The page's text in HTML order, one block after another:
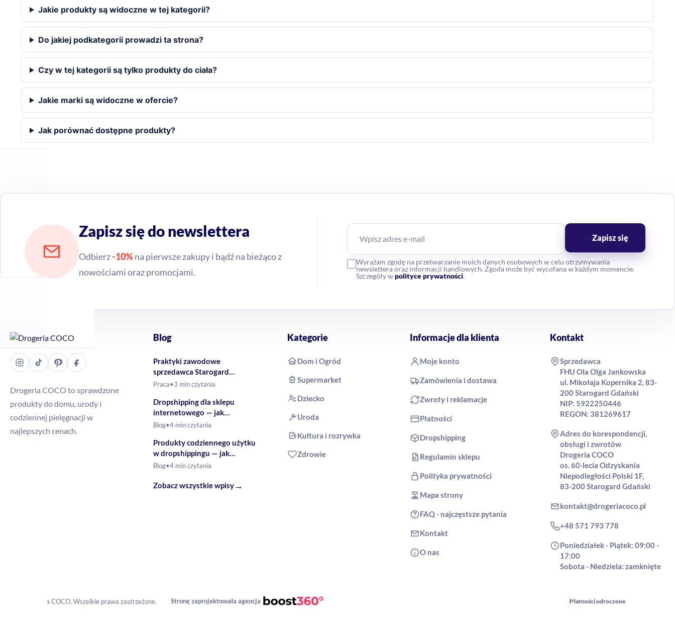
Jakie produkty są widoczne w tej kategorii?
Do jakiej podkategorii prowadzi ta strona?
Czy w tej kategorii są tylko produkty do ciała?
Jakie marki są widoczne w ofercie?
Jak porównać dostępne produkty?
Zapisz się do newslettera
Odbierz-10%na pierwsze zakupy i bądź na bieżąco z
nowościami oraz promocjami.
Wyrażam zgodę na przetwarzanie moich danych osobowych w celu otrzymywania
newslettera oraz informacji handlowych. Zgoda może być wycofana w każdym momencie.
Szczegóły wpolityce prywatności.
Zapisz się
Drogeria COCO to sprawdzone
produkty do domu, urody i
codziennej pielęgnacji w
najlepszych cenach.
Blog
Praktyki zawodowe
sprzedawca Starogard
Gdański – Drogeria COCO
Praca•3 min czytania
Dropshipping dla sklepu
internetowego — jak
rozszerzyć ofertę o produkty
Blog•4 min czytania
Produkty codziennego użytku
w dropshippingu — jak
budować ofertę?
Blog•4 min czytania
Zobacz wszystkie wpisy→
Kategorie
Dom i Ogród
Supermarket
Dziecko
Uroda
Kultura i rozrywka
Zdrowie
Informacje dla klienta
Moje konto
Zamówienia i dostawa
Zwroty i reklamacje
Płatności
Dropshipping
Regulamin sklepu
Polityka prywatności
Mapa strony
FAQ - najczęstsze pytania
Kontakt
O nas
Kontakt
Sprzedawca
FHU Ola Olga Jankowska
ul. Mikołaja Kopernika 2, 83-
200 Starogard Gdański
NIP: 5922250446
REGON: 381269617
Adres do korespondencji,
obsługi i zwrotów
Drogeria COCO
os. 60-lecia Odzyskania
Niepodległości Polski 1F,
83-200 Starogard Gdański
kontakt@drogeriacoco.pl
+48 571 793 778
Poniedziałek - Piątek: 09:00 -
17:00
Sobota - Niedziela: zamknięte
© 2026 Drogeria COCO. Wszelkie prawa zastrzeżone. Stronę zaprojektowała agencja Płatności odroczone